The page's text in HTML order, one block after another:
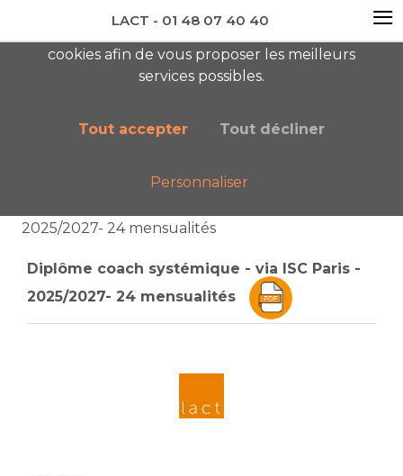
newsletter AC
Boutique
Catalogue général
2025/2027- 24 mensualités
Diplôme coach systémique - via ISC Paris -
2025/2027- 24 mensualités
cookies afin de vous proposer les meilleurs
services possibles.
Tout accepter Tout décliner
Personnaliser
LACT - 01 48 07 40 40 ≡